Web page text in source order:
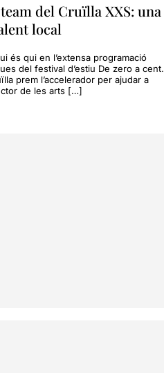
del Cruïlla XXS: una
local
és qui en l’extensa programació
del festival d’estiu De zero a cent.
prem l’accelerador per ajudar a
de les arts […]